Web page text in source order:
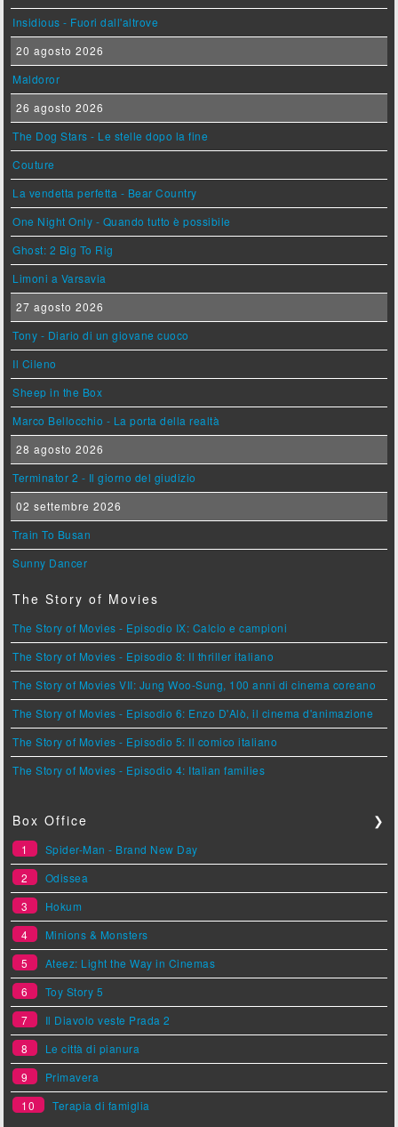
Insidious - Fuori dall'altrove
20 agosto 2026
Maldoror
26 agosto 2026
The Dog Stars - Le stelle dopo la fine
Couture
La vendetta perfetta - Bear Country
One Night Only - Quando tutto è possibile
Ghost: 2 Big To Rig
Limoni a Varsavia
27 agosto 2026
Tony - Diario di un giovane cuoco
Il Cileno
Sheep in the Box
Marco Bellocchio - La porta della realtà
28 agosto 2026
Terminator 2 - Il giorno del giudizio
02 settembre 2026
Train To Busan
Sunny Dancer
The Story of Movies
The Story of Movies - Episodio IX: Calcio e campioni
The Story of Movies - Episodio 8: Il thriller italiano
The Story of Movies VII: Jung Woo-Sung, 100 anni di cinema coreano
The Story of Movies - Episodio 6: Enzo D'Alò, il cinema d'animazione
The Story of Movies - Episodio 5: Il comico italiano
The Story of Movies - Episodio 4: Italian families
Box Office ❯
1
Spider-Man - Brand New Day
2
Odissea
3
Hokum
4
Minions & Monsters
5
Ateez: Light the Way in Cinemas
6
Toy Story 5
7
Il Diavolo veste Prada 2
8
Le città di pianura
9
Primavera
10
Terapia di famiglia